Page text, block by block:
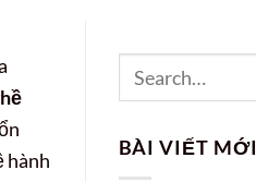
hành
BÀI VIẾT MỚI